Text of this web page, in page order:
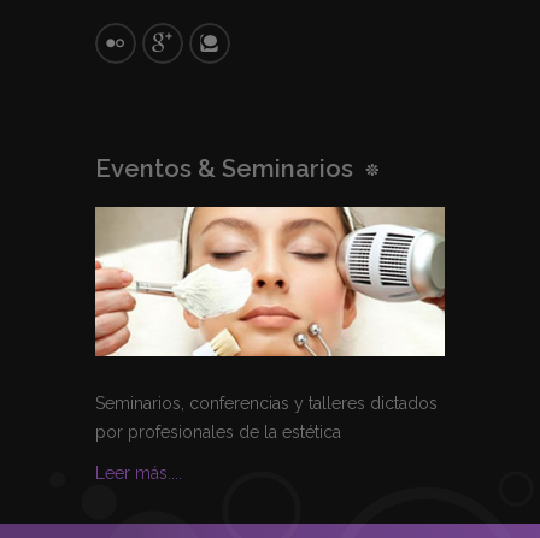
Eventos & Seminarios
Seminarios, conferencias y talleres dictados
por profesionales de la estética
Leer más....